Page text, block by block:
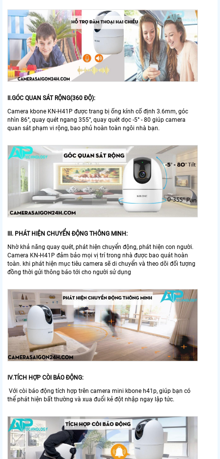
II.GÓC QUAN SÁT RỘNG(360 ĐỘ):
Camera kbone KN-H41P được trang bị ống kính cố định 3.6mm, góc
nhìn 86°, quay quét ngang 355°, quay quét dọc -5° - 80 giúp camera
quan sát phạm vi rộng, bao phủ hoàn toàn ngôi nhà bạn.
III. PHÁT HIỆN CHUYỂN ĐỘNG THÔNG MINH:
Nhờ khả năng quay quét, phát hiện chuyển động, phát hiện con người.
Camera KN-H41P đảm bảo mọi vị trí trong nhà được bao quát hoàn
toàn. khi phát hiện mục tiêu camera sẽ di chuyển và theo dõi đối tượng
đồng thời gửi thông báo tới cho người sử dụng
IV.TÍCH HỢP CÒI BÁO ĐỘNG:
Với còi báo động tích hợp trên camera mini kbone h41p, giúp bạn có
thể phát hiện bất thường và xua đuổi kẻ đột nhập ngay lập tức.